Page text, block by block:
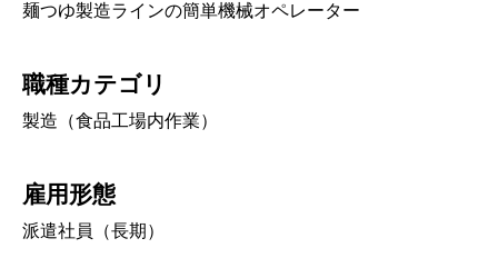
麺つゆ製造ラインの簡単機械オペレーター
職種カテゴリ
製造（食品工場内作業）
雇用形態
派遣社員（長期）